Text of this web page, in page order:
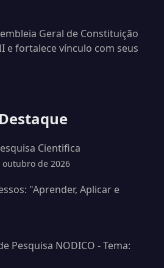
Geral de Constituição
e fortalece vínculo com seus
Cientifica
de 2026
"Aprender, Aplicar e
Pesquisa NODICO - Tema: